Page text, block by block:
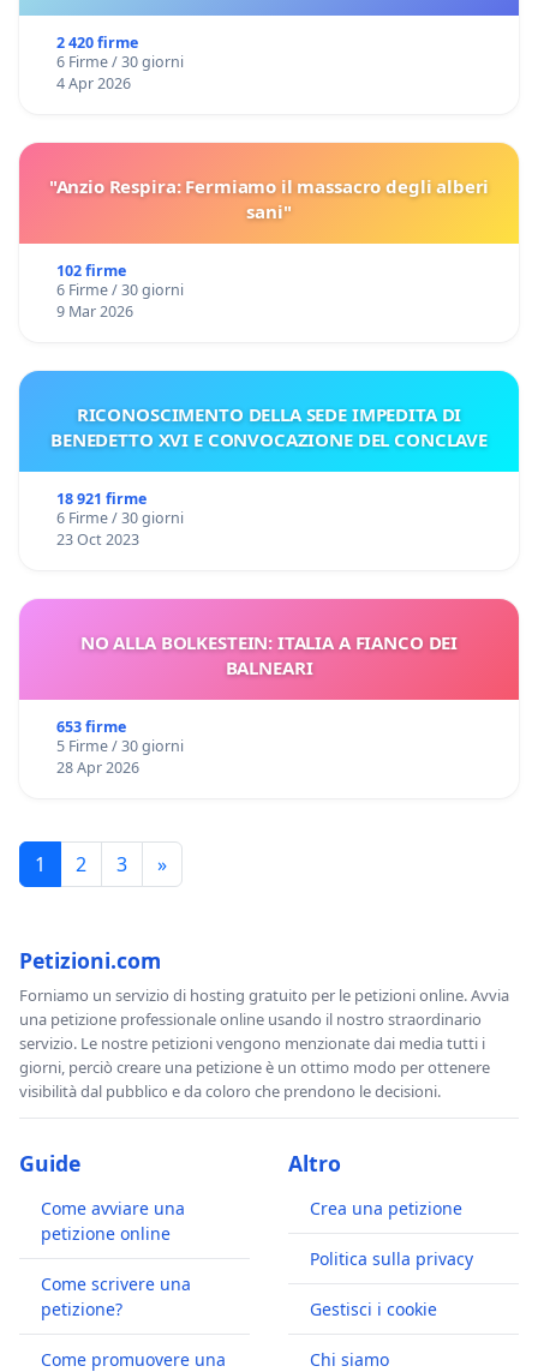
2 420 firme
6 Firme / 30 giorni
4 Apr 2026
"Anzio Respira: Fermiamo il massacro degli alberi
sani"
102 firme
6 Firme / 30 giorni
9 Mar 2026
RICONOSCIMENTO DELLA SEDE IMPEDITA DI
BENEDETTO XVI E CONVOCAZIONE DEL CONCLAVE
18 921 firme
6 Firme / 30 giorni
23 Oct 2023
NO ALLA BOLKESTEIN: ITALIA A FIANCO DEI
BALNEARI
653 firme
5 Firme / 30 giorni
28 Apr 2026
1 2 3 »
Petizioni.com
Forniamo un servizio di hosting gratuito per le petizioni online. Avvia
una petizione professionale online usando il nostro straordinario
servizio. Le nostre petizioni vengono menzionate dai media tutti i
giorni, perciò creare una petizione è un ottimo modo per ottenere
visibilità dal pubblico e da coloro che prendono le decisioni.
Guide
Come avviare una
petizione online
Come scrivere una
petizione?
Come promuovere una
Altro
Crea una petizione
Politica sulla privacy
Gestisci i cookie
Chi siamo